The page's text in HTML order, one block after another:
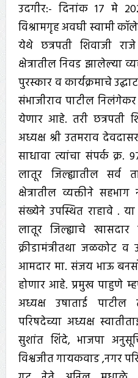
उदगीर:- दिनांक 17 मे
विश्रामगृह अवघी स्वामी
येथे छत्रपती शिवाजी
क्षेत्रातील निवड झालेल्या
पुरस्कार व कार्यक्रमाचे
संभाजीराव पाटील
येणार आहे. तरी छत्रपती
अध्यक्ष श्री उतमराव
साधावा त्यांचा संपर्क क्र.
लातूर जिल्ह्यातील सर्व
क्षेत्रातील व्यक्तीने
संख्येने उपस्थित राहावे . या
लातूर जिल्ह्याचे
क्रीडामंत्रीतथा जळकोट
आमदार मा. संजय भाऊ
होणार आहे. प्रमुख पाहुणे
अध्यक्ष उषाताई
परिषदेच्या अध्यक्ष
सुशांत शिंदे, भाजपा
विश्वजीत गायकवाड ,नगर